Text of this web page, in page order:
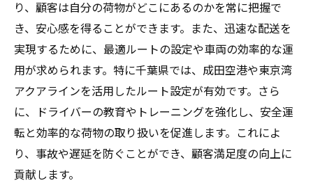
り、顧客は自分の荷物がどこにあるのかを常に把握で
き、安心感を得ることができます。また、迅速な配送を
実現するために、最適ルートの設定や車両の効率的な運
用が求められます。特に千葉県では、成田空港や東京湾
アクアラインを活用したルート設定が有効です。さら
に、ドライバーの教育やトレーニングを強化し、安全運
転と効率的な荷物の取り扱いを促進します。これによ
り、事故や遅延を防ぐことができ、顧客満足度の向上に
貢献します。